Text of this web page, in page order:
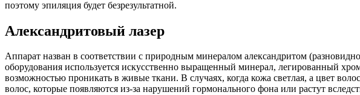
поэтому эпиляция будет безрезультатной.
Александритовый лазер
Аппарат назван в соответствии с природным минералом александритом
оборудования используется искусственно выращенный минерал, легированный
возможностью проникать в живые ткани. В случаях, когда кожа светлая, а цвет
волос, которые появляются из-за нарушений гормонального фона или растут